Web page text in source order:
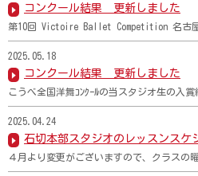
コンクール結果 更新しました
第10回 Victoire Ballet Competition 名古
2025.05.18
コンクール結果 更新しました
こうべ全国洋舞ｺﾝｸｰﾙの当スタジオ生の入賞
2025.04.24
石切本部スタジオのレッスンスケ
４月より変更がございますので、クラスの